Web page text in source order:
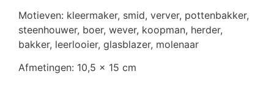
Motieven: kleermaker, smid, verver, pottenbakker,
steenhouwer, boer, wever, koopman, herder,
bakker, leerlooier, glasblazer, molenaar
Afmetingen: 10,5 x 15 cm